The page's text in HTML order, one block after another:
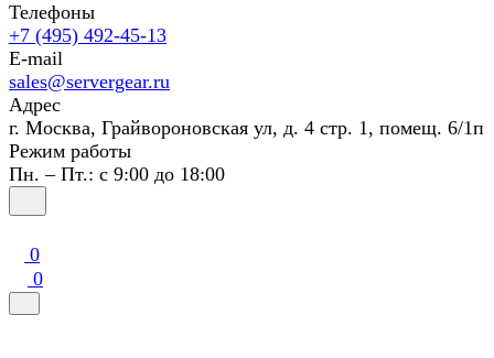
Телефоны
+7 (495) 492-45-13
E-mail
sales@servergear.ru
Адрес
г. Москва, Грайвороновская ул, д. 4 стр. 1, помещ. 6/1п
Режим работы
Пн. – Пт.: с 9:00 до 18:00
0
0